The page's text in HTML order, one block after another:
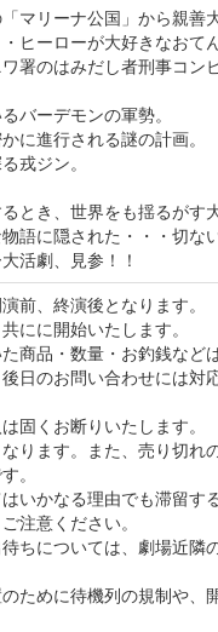
マリーナ公国」から親善
ヒーローが大好きなおて
署のはみだし者刑事コン
バーデモンの軍勢。
に進行される謎の計画。
戎ジン。
とき、世界をも揺るがす
語に隠された・・・切な
活劇、見参！！
前、終演後となります。
にに開始いたします。
た商品・数量・お釣銭な
日のお問い合わせには対
固くお断りいたします。
ります。また、売り切れ
。
はいかなる理由でも滞留
注意ください。
待ちについては、劇場近
のために待機列の規制や